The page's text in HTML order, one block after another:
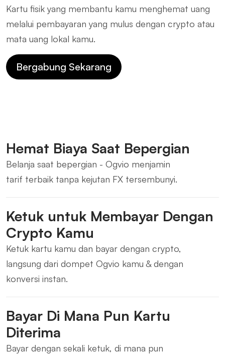
Kartu fisik yang membantu kamu menghemat uang
melalui pembayaran yang mulus dengan crypto atau
mata uang lokal kamu.
Bergabung Sekarang
Hemat Biaya Saat Bepergian
Belanja saat bepergian - Ogvio menjamin
tarif terbaik tanpa kejutan FX tersembunyi.
Ketuk untuk Membayar Dengan
Crypto Kamu
Ketuk kartu kamu dan bayar dengan crypto,
langsung dari dompet Ogvio kamu & dengan
konversi instan.
Bayar Di Mana Pun Kartu
Diterima
Bayar dengan sekali ketuk, di mana pun